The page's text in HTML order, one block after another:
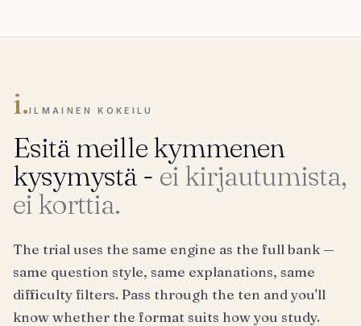
i.ILMAINEN KOKEILU
Esitä meille kymmenen
kysymystä - ei kirjautumista,
ei korttia.
The trial uses the same engine as the full bank —
same question style, same explanations, same
difficulty filters. Pass through the ten and you'll
know whether the format suits how you study.